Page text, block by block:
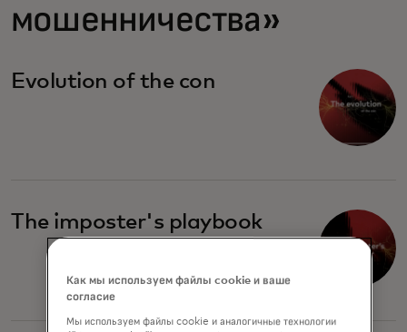
мошенничества»
Evolution of the con
The imposter's playbook
Как мы используем файлы cookie и ваше
согласие
Мы используем файлы cookie и аналогичные технологии